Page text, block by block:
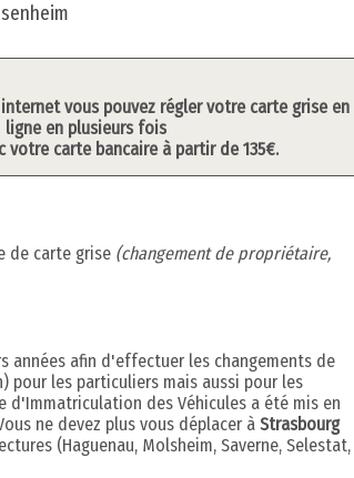
internet vous pouvez régler votre carte grise en
ligne en plusieurs fois
votre carte bancaire à partir de 135€.
de carte grise (changement de propriétaire,
afin d'effectuer les changements de
pour les particuliers mais aussi pour les
d'Immatriculation des Véhicules a été mis en
ne devez plus vous déplacer à Strasbourg
(Haguenau, Molsheim, Saverne, Selestat,